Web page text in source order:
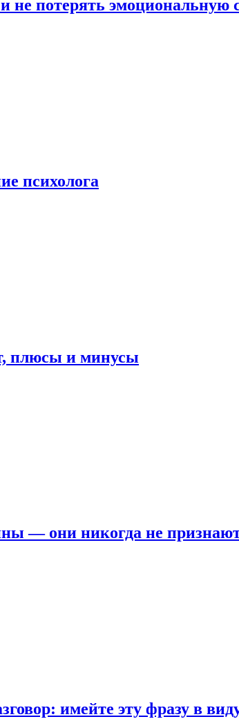
не потерять
психолога
плюсы и минусы
— они никогда не
имейте эту фразу в